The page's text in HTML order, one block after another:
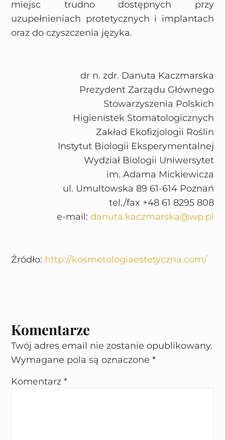
miejsc trudno dostępnych przy
uzupełnieniach protetycznych i implantach
oraz do czyszczenia języka.
dr n. zdr. Danuta Kaczmarska
Prezydent Zarządu Głównego
Stowarzyszenia Polskich
Higienistek Stomatologicznych
Zakład Ekofizjologii Roślin
Instytut Biologii Eksperymentalnej
Wydział Biologii Uniwersytet
im. Adama Mickiewicza
ul. Umultowska 89 61-614 Poznań
tel./fax +48 61 8295 808
e-mail: danuta.kaczmarska@wp.pl
Źródło: http://kosmetologiaestetyczna.com/
Komentarze
Twój adres email nie zostanie opublikowany.
Wymagane pola są oznaczone*
Komentarz*